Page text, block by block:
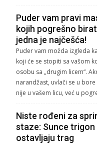
Puder vam pravi
kojih pogrešno
jedna je najčešća!
Puder vam možda izgleda
koji će se stopiti sa vašom
osobu sa „drugim licem“.
narandžast, uvlači se u
nije u vašem licu, već u
Niste rođeni za
staze: Sunce
ostavljaju trag